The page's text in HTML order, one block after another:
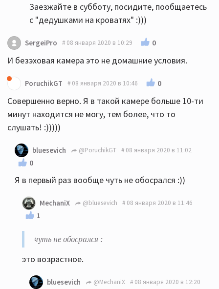
Заезжайте в субботу, посидите, пообщаетесь
с "дедушками на кроватях" :)))
SergeiPro 08 января 2020 в 10:29 0
И безэховая камера это не домашние условия.
PoruchikGT 08 января 2020 в 10:46 0
Совершенно верно. Я в такой камере больше 10-ти
минут находится не могу, тем более, что то
слушать! :)))))
bluesevich @PoruchikGT 08 января 2020 в 11:02
0
Я в первый раз вообще чуть не обосрался :))
MechaniX @bluesevich 08 января 2020 в 11:46
1
чуть не обосрался :
этo возpacтнoe.
bluesevich @MechaniX 08 января 2020 в 12:20